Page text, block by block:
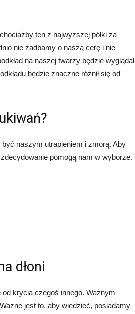
ten z najwyższej półki za
nie zadbamy o naszą cerę i nie
na naszej twarzy będzie wyglądał
będzie znaczne różnił się od
naszym utrapieniem i zmorą. Aby
pomogą nam w wyborze.
dłoni
krycia czegoś innego. Ważnym
jest to, aby wiedzieć, posiadamy